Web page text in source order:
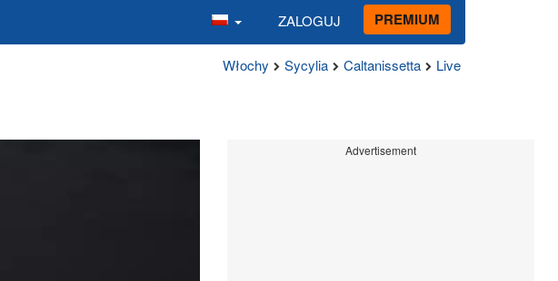
ZALOGUJ PREMIUM
Włochy Sycylia Caltanissetta Live
Advertisement